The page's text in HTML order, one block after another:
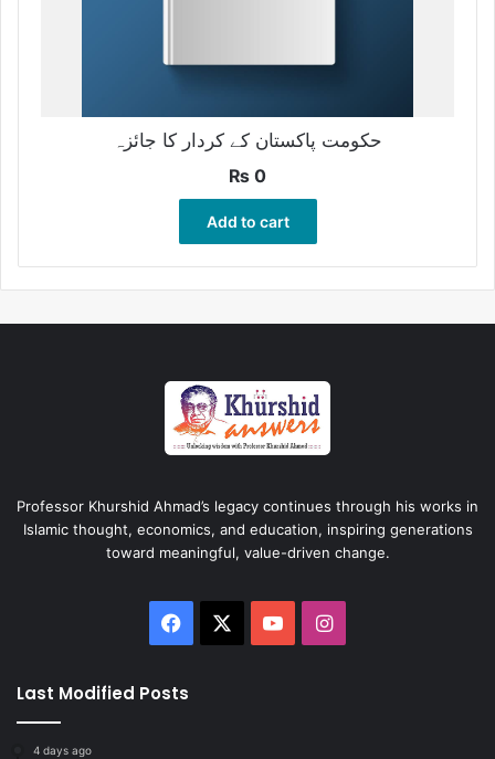
حکومت پاکستان کے کردار کا جائزہ
₨ 0
Add to cart
Professor Khurshid Ahmad’s legacy continues through his works in
Islamic thought, economics, and education, inspiring generations
toward meaningful, value-driven change.
Facebook YouTubeInstagram
Last Modified Posts
4 days ago